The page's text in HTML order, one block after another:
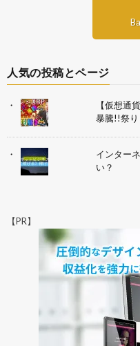
人気の投稿とページ
【仮想通
暴騰!!祭
インター
い？
【PR】